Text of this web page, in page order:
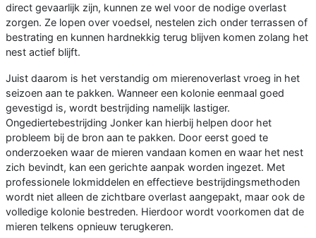
direct gevaarlijk zijn, kunnen ze wel voor de nodige overlast
zorgen. Ze lopen over voedsel, nestelen zich onder terrassen of
bestrating en kunnen hardnekkig terug blijven komen zolang het
nest actief blijft.
Juist daarom is het verstandig om mierenoverlast vroeg in het
seizoen aan te pakken. Wanneer een kolonie eenmaal goed
gevestigd is, wordt bestrijding namelijk lastiger.
Ongediertebestrijding Jonker kan hierbij helpen door het
probleem bij de bron aan te pakken. Door eerst goed te
onderzoeken waar de mieren vandaan komen en waar het nest
zich bevindt, kan een gerichte aanpak worden ingezet. Met
professionele lokmiddelen en effectieve bestrijdingsmethoden
wordt niet alleen de zichtbare overlast aangepakt, maar ook de
volledige kolonie bestreden. Hierdoor wordt voorkomen dat de
mieren telkens opnieuw terugkeren.